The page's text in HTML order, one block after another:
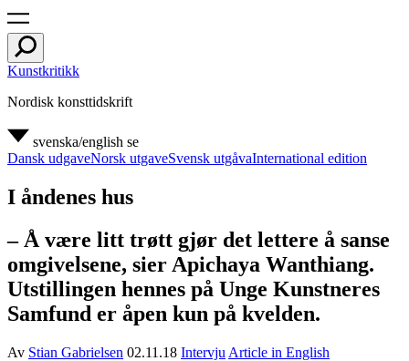
Kunstkritikk
Nordisk konsttidskrift
svenska/english se
Dansk udgaveNorsk utgaveSvensk utgåvaInternational edition
I åndenes hus
– Å være litt trøtt gjør det lettere å sanse
omgivelsene, sier Apichaya Wanthiang.
Utstillingen hennes på Unge Kunstneres
Samfund er åpen kun på kvelden.
Av Stian Gabrielsen 02.11.18 Intervju Article in English